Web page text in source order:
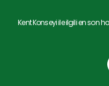
Kent Konseyi ile ilgili en son